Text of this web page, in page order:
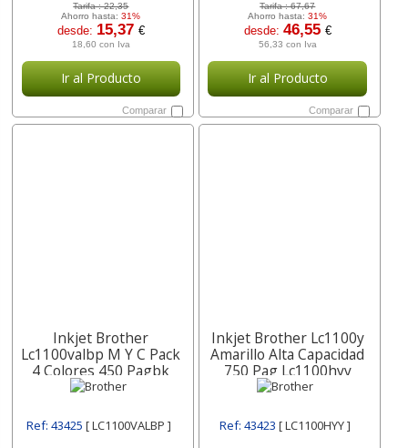
Tarifa :22,35
Ahorro hasta:31%
desde: 15,37 €
18,60 con Iva
Ir al Producto
Comparar
Tarifa :67,67
Ahorro hasta:31%
desde: 46,55 €
56,33 con Iva
Ir al Producto
Comparar
Inkjet Brother
Lc1100valbp M Y C Pack
4 Colores 450 Pagbk
325
Ref: 43425 [ LC1100VALBP ]
Inkjet Brother Lc1100y
Amarillo Alta Capacidad
750 Pag Lc1100hyy
Ref: 43423[ LC1100HYY ]